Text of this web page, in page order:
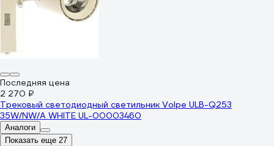
Последняя цена
2 270 ₽
Трековый светодиодный светильник Volpe ULB-Q253
35W/NW/A WHITE UL-00003460
Аналоги
Показать еще 27